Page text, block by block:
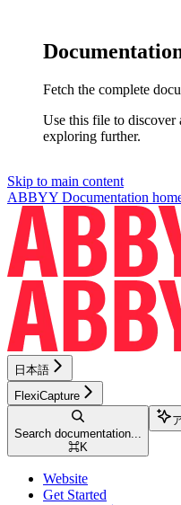
Fetch the complete
Use this file to discover
exploring further.
Skip to main content
ABBYY Documentation
日本語
FlexiCapture
Search documentation...
⌘K
Website
Get Started